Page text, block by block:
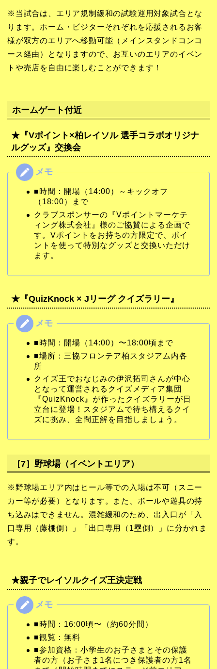
※当試合は、エリア規制緩和の試験運用対象試合とな
ります。ホーム・ビジターそれぞれを応援されるお客
様が双方のエリアへ移動可能（メインスタンドコンコ
ース経由）となりますので、お互いのエリアのイベン
トや売店を自由に楽しむことができます！
ホームゲート付近
★『Vポイント×柏レイソル 選手コラボオリジナ
ルグッズ』交換会
■時間：開場（14:00）～キックオフ
（18:00）まで
クラブスポンサーの『Vポイントマーケテ
ィング株式会社』様のご協賛による企画で
す。Vポイントをお持ちの方限定で、ポイ
ントを使って特別なグッズと交換いただけ
ます。
★『QuizKnock × Jリーグ クイズラリー』
■時間：開場（14:00）〜18:00頃まで
■場所：三協フロンテア柏スタジアム内各
所
クイズ王でおなじみの伊沢拓司さんが中心
となって運営されるクイズメディア集団
『QuizKnock』が作ったクイズラリーが日
立台に登場！スタジアムで待ち構えるクイ
ズに挑み、全問正解を目指しましょう。
［7］野球場（イベントエリア）
※野球場エリア内はヒール等での入場は不可（スニー
カー等が必要）となります。また、ボールや遊具の持
ち込みはできません。混雑緩和のため、出入口が「入
口専用（藤棚側）」「出口専用（1塁側）」に分かれま
す。
★親子でレイソルクイズ王決定戦
■時間：16:00頃〜（約60分間）
■観覧：無料
■参加資格：小学生のお子さまとその保護
者の方（お子さま1名につき保護者の方1名